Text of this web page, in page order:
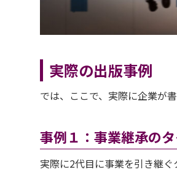
実際の出版事例
では、ここで、実際に企業が
事例１：事業継承の
実際に2代目に事業を引き継